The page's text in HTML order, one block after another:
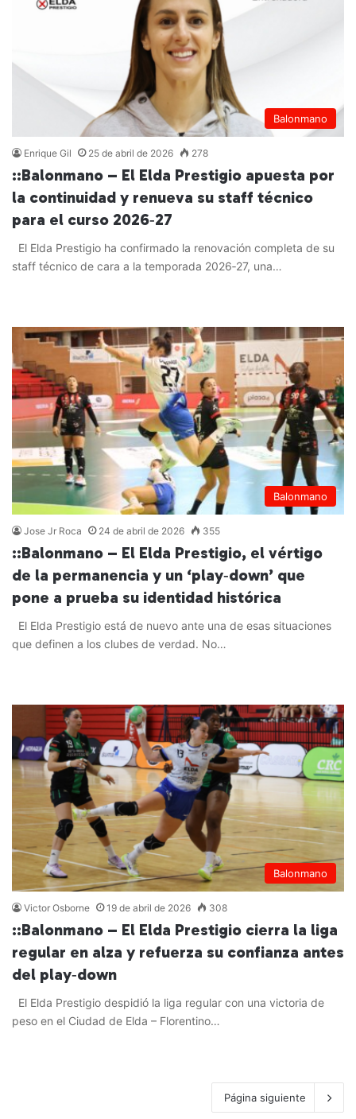
Balonmano
Enrique Gil 25 de abril de 2026 278
::Balonmano – El Elda Prestigio apuesta por
la continuidad y renueva su staff técnico
para el curso 2026‑27
El Elda Prestigio ha confirmado la renovación completa de su
staff técnico de cara a la temporada 2026‑27, una…
Balonmano
Jose Jr Roca 24 de abril de 2026 355
::Balonmano – El Elda Prestigio, el vértigo
de la permanencia y un ‘play‑down’ que
pone a prueba su identidad histórica
El Elda Prestigio está de nuevo ante una de esas situaciones
que definen a los clubes de verdad. No…
Balonmano
Victor Osborne 19 de abril de 2026 308
::Balonmano – El Elda Prestigio cierra la liga
regular en alza y refuerza su confianza antes
del play‑down
El Elda Prestigio despidió la liga regular con una victoria de
peso en el Ciudad de Elda – Florentino…
Página siguiente